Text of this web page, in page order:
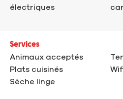
électriques
car
Services
Animaux acceptés
Plats cuisinés
Sèche linge